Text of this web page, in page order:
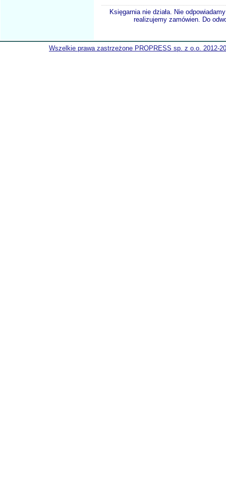
Księgarnia nie działa. Nie
realizujemy zamówien. Do
Wszelkie prawa zastrzeżone PROPRESS sp. z o.o. 2012-